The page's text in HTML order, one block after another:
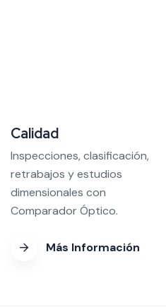
Calidad
Inspecciones, clasificación,
retrabajos y estudios
dimensionales con
Comparador Óptico.
Más Información